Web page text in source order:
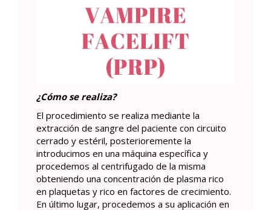
¿Cómo se realiza?
El procedimiento se realiza mediante la
extracción de sangre del paciente con circuito
cerrado y estéril, posterioremente la
introducimos en una máquina específica y
procedemos al centrifugado de la misma
obteniendo una concentración de plasma rico
en plaquetas y rico en factores de crecimiento.
En último lugar, procedemos a su aplicación en